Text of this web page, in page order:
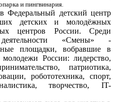
и пингвинария.
Федеральный детский центр
детских и молодёжных
центров России. Среди
«Смены» -
площадки, вобравшие в
России: лидерство,
патриотика,
робототехника, спорт,
творчество, IT-